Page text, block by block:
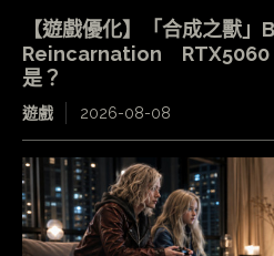
【遊戲優化】「合成之獸
Reincarnation RTX5060
是？
遊戲 2026-08-08